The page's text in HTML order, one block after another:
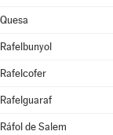
Quesa
Rafelbunyol
Rafelcofer
Rafelguaraf
Ráfol de Salem